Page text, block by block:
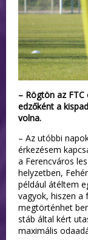
– Rögtön az
edzőként a
volna.
– Az utóbbi
érkezésem
a Ferencváros
helyzetben,
például átéltem
vagyok, hiszen a
megtörténhet
stáb által kért
maximális